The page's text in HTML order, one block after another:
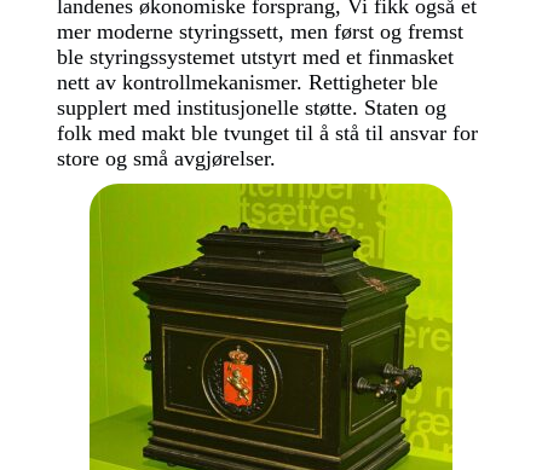
landenes økonomiske forsprang, Vi fikk også et
mer moderne styringssett, men først og fremst
ble styringssystemet utstyrt med et finmasket
nett av kontrollmekanismer. Rettigheter ble
supplert med institusjonelle støtte. Staten og
folk med makt ble tvunget til å stå til ansvar for
store og små avgjørelser.